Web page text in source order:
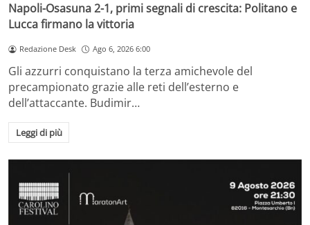
Napoli-Osasuna 2-1, primi segnali di crescita: Politano e
Lucca firmano la vittoria
Redazione Desk Ago 6, 2026 6:00
Gli azzurri conquistano la terza amichevole del
precampionato grazie alle reti dell’esterno e
dell’attaccante. Budimir…
Leggi di più